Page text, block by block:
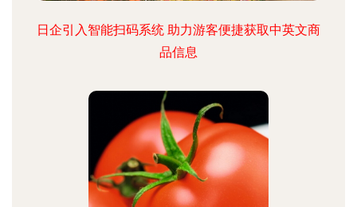
日企引入智能扫码系统 助力游客便捷获取中英文商
品信息